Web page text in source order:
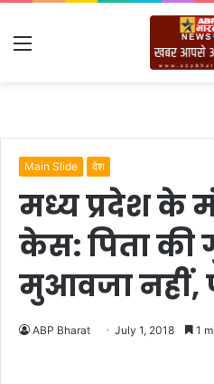
Menu
Main Slide देश
मध्य प्रदेश के
केस: पिता की
मुआवजा नहीं,
ABP Bharat July 1, 2018 1